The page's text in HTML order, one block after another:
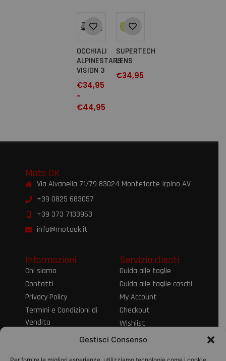
Gestisci Consenso
OCCHIALI
ALPINESTARS
VISION 3
€34,95
-
€44,95
SUPERTECH
LENS
€34,95
Moto OK
Via Alvanella 71/79 83024 Monteforte Irpino AV
+39 0825 683057
+39 373 7133963
info@motook.it
Informazioni
Chi siamo
Contatti
Privacy Policy
Termini e Condizioni di
Vendita
Informativa sul Diritto
Servizio clienti
Guida alle taglie
Guida alle taglie caschi
My Account
Checkout
Wishlist
Spedizioni e resi